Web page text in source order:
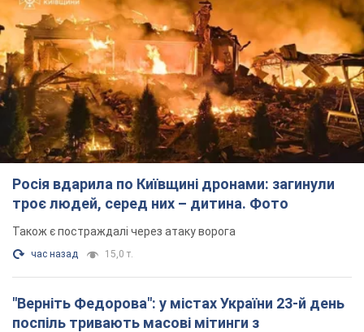
Росія вдарила по Київщині дронами: загинули
троє людей, серед них – дитина. Фото
Також є постраждалі через атаку ворога
час назад 15,0 т.
"Верніть Федорова": у містах України 23-й день
поспіль тривають масові мітинги з